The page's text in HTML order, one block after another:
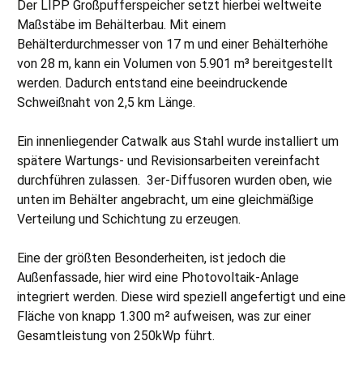
Der LIPP Großpufferspeicher setzt hierbei weltweite
Maßstäbe im Behälterbau. Mit einem
Behälterdurchmesser von 17 m und einer Behälterhöhe
von 28 m, kann ein Volumen von 5.901 m³ bereitgestellt
werden. Dadurch entstand eine beeindruckende
Schweißnaht von 2,5 km Länge.
Ein innenliegender Catwalk aus Stahl wurde installiert um
spätere Wartungs- und Revisionsarbeiten vereinfacht
durchführen zulassen. 3er-Diffusoren wurden oben, wie
unten im Behälter angebracht, um eine gleichmäßige
Verteilung und Schichtung zu erzeugen.
Eine der größten Besonderheiten, ist jedoch die
Außenfassade, hier wird eine Photovoltaik-Anlage
integriert werden. Diese wird speziell angefertigt und eine
Fläche von knapp 1.300 m² aufweisen, was zur einer
Gesamtleistung von 250kWp führt.